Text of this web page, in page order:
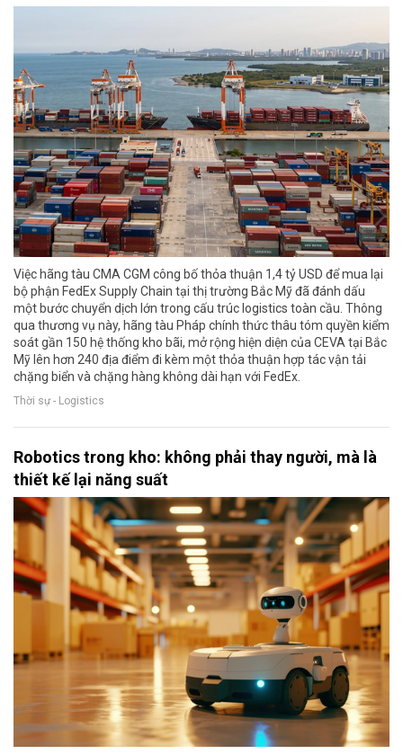
Việc hãng tàu CMA CGM công bố thỏa thuận 1,4 tỷ USD để mua lại
bộ phận FedEx Supply Chain tại thị trường Bắc Mỹ đã đánh dấu
một bước chuyển dịch lớn trong cấu trúc logistics toàn cầu. Thông
qua thương vụ này, hãng tàu Pháp chính thức thâu tóm quyền kiểm
soát gần 150 hệ thống kho bãi, mở rộng hiện diện của CEVA tại Bắc
Mỹ lên hơn 240 địa điểm đi kèm một thỏa thuận hợp tác vận tải
chặng biển và chặng hàng không dài hạn với FedEx.
Thời sự - Logistics
Robotics trong kho: không phải thay người, mà là
thiết kế lại năng suất